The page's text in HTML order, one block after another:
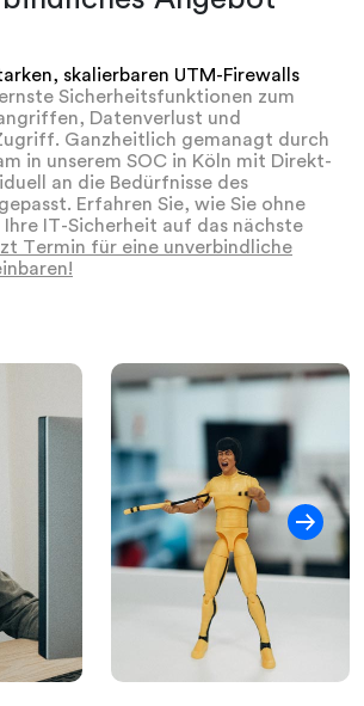
skalierbaren UTM-Firewalls
Sicherheitsfunktionen zum
Datenverlust und
Ganzheitlich gemanagt durch
in unserem SOC in Köln mit Direkt-
an die Bedürfnisse des
Erfahren Sie, wie Sie ohne
IT-Sicherheit auf das nächste
Termin für eine unverbindliche